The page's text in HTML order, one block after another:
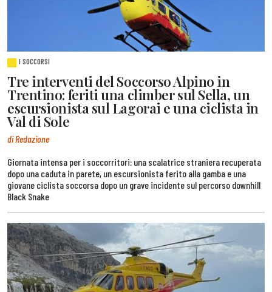
I SOCCORSI
Tre interventi del Soccorso Alpino in
Trentino: feriti una climber sul Sella, un
escursionista sul Lagorai e una ciclista in
Val di Sole
di Redazione
Giornata intensa per i soccorritori: una scalatrice straniera recuperata
dopo una caduta in parete, un escursionista ferito alla gamba e una
giovane ciclista soccorsa dopo un grave incidente sul percorso downhill
Black Snake